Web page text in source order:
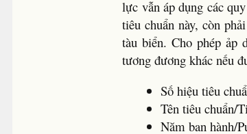
lực vẫn áp dụng các
tiêu chuẩn này, còn
tàu biển. Cho phép ảp
tương đương khác nếu
Số hiệu tiêu
Tên tiêu chuẩn/
Năm ban hành/